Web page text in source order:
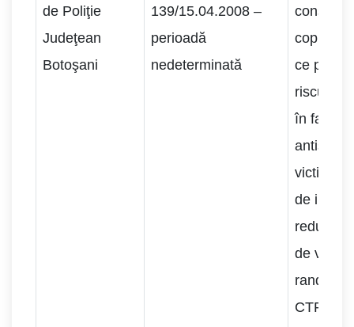
de Poliţie
Judeţean
Botoşani
139/15.04.2008 –
perioadă
nedeterminată
copiilor/
ce
riscurile
în fapte
victime
de
de
randul
CTF.